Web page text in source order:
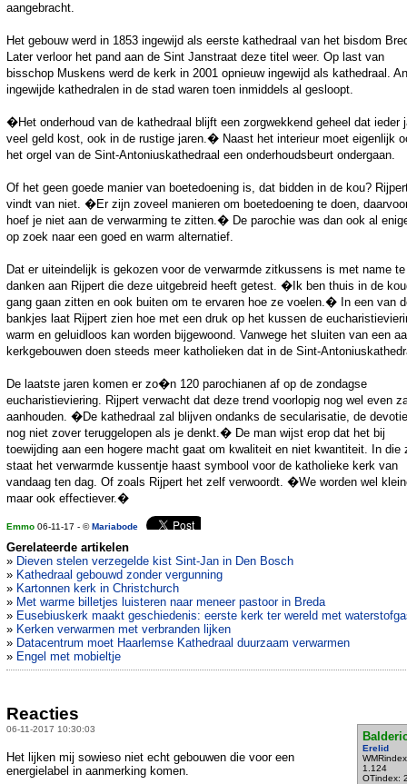
aangebracht.
Het gebouw werd in 1853 ingewijd als eerste kathedraal van het bisdom
Later verloor het pand aan de Sint Janstraat deze titel weer. Op last van
bisschop Muskens werd de kerk in 2001 opnieuw ingewijd als kathedraal.
ingewijde kathedralen in de stad waren toen inmiddels al gesloopt.
�Het onderhoud van de kathedraal blijft een zorgwekkend geheel dat ieder
veel geld kost, ook in de rustige jaren.� Naast het interieur moet eigenlijk
het orgel van de Sint-Antoniuskathedraal een onderhoudsbeurt ondergaan.
Of het geen goede manier van boetedoening is, dat bidden in de kou?
vindt van niet. �Er zijn zoveel manieren om boetedoening te doen,
hoef je niet aan de verwarming te zitten.� De parochie was dan ook al
op zoek naar een goed en warm alternatief.
Dat er uiteindelijk is gekozen voor de verwarmde zitkussens is met name te
danken aan Rijpert die deze uitgebreid heeft getest. �Ik ben thuis in de
gang gaan zitten en ook buiten om te ervaren hoe ze voelen.� In een van
bankjes laat Rijpert zien hoe met een druk op het kussen de
warm en geluidloos kan worden bijgewoond. Vanwege het sluiten van een
kerkgebouwen doen steeds meer katholieken dat in de Sint-
De laatste jaren komen er zo�n 120 parochianen af op de zondagse
eucharistieviering. Rijpert verwacht dat deze trend voorlopig nog wel even
aanhouden. �De kathedraal zal blijven ondanks de secularisatie, de
nog niet zover teruggelopen als je denkt.� De man wijst erop dat het bij
toewijding aan een hogere macht gaat om kwaliteit en niet kwantiteit. In die
staat het verwarmde kussentje haast symbool voor de katholieke kerk van
vandaag ten dag. Of zoals Rijpert het zelf verwoordt. �We worden wel
maar ook effectiever.�
Emmo 06-11-17 - ©Mariabode
Gerelateerde artikelen
» Dieven stelen verzegelde kist Sint-Jan in Den Bosch
» Kathedraal gebouwd zonder vergunning
» Kartonnen kerk in Christchurch
» Met warme billetjes luisteren naar meneer pastoor in Breda
» Eusebiuskerk maakt geschiedenis: eerste kerk ter wereld met
» Kerken verwarmen met verbranden lijken
» Datacentrum moet Haarlemse Kathedraal duurzaam verwarmen
» Engel met mobieltje
Reacties
06-11-2017 10:30:03
Erelid
1.124
OTindex:
Het lijken mij sowieso niet echt gebouwen die voor een
energielabel in aanmerking komen.